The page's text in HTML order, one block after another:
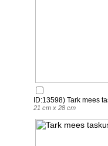
ID:13598) Tark mees
21 cm x 28 cm